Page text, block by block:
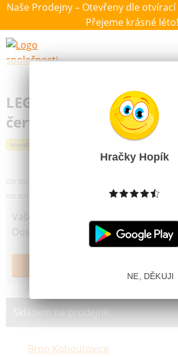
Naše Prodejny – Otevřeny dle
Přejeme krásné
Výběr hraček dle
LEGO® stolní box 8 se
červený
Novinka Další obrázky
Vaše cena
Dostupnost
Skladem na prodejně:
Brno Kohoutovice
Hračky Hopík
NE, DĚKUJI